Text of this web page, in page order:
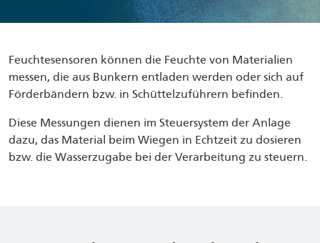
Feuchtesensoren können die Feuchte von Materialien
messen, die aus Bunkern entladen werden oder sich auf
Förderbändern bzw. in Schüttelzuführern befinden.
Diese Messungen dienen im Steuersystem der Anlage
dazu, das Material beim Wiegen in Echtzeit zu dosieren
bzw. die Wasserzugabe bei der Verarbeitung zu steuern.